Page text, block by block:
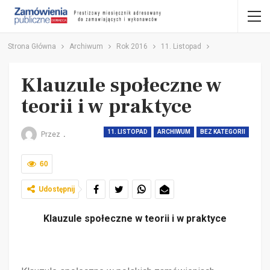
Strona Główna Archiwum Rok 2016 11. Listopad
Klauzule społeczne w
teorii i w praktyce
11. LISTOPAD ARCHIWUM BEZ KATEGORII
Przez .
60
Udostępnij
Klauzule społeczne w teorii i w praktyce